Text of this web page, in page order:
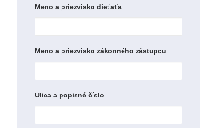
Meno a priezvisko dieťaťa
Meno a priezvisko zákonného zástupcu
Ulica a popisné číslo